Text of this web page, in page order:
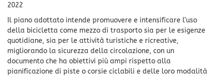
2022
Il piano adottato intende promuovere e intensificare l’uso
della bicicletta come mezzo di trasporto sia per le esigenze
quotidiane, sia per le attività turistiche e ricreative,
migliorando la sicurezza della circolazione, con un
documento che ha obiettivi più ampi rispetto alla
pianificazione di piste o corsie ciclabili e delle loro modalità